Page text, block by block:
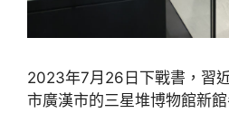
2023年7月26日下戰書，習
市廣漢市的三星堆博物館新